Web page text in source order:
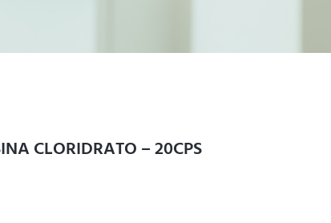
CLORIDRATO – 20CPS